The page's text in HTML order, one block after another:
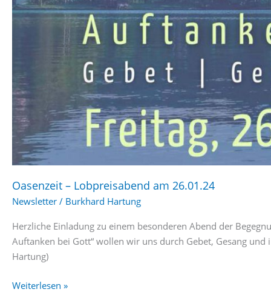
Oasenzeit – Lobpreisabend am 26.01.24
Newsletter / Burkhard Hartung
Herzliche Einladung zu einem besonderen Abend der
Auftanken bei Gott“ wollen wir uns durch Gebet, Gesang
Hartung)
Oasenzeit
Weiterlesen »